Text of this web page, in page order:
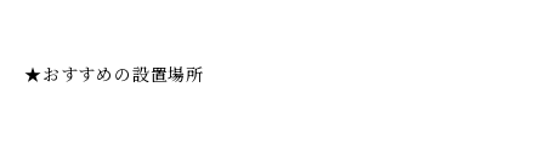
★おすすめの設置場所